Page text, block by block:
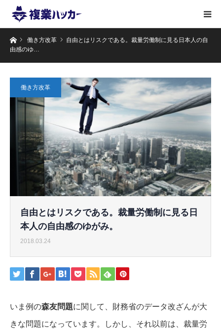
ホーム働き方改革
自由とはリスクである。裁量労働制に見る日本人の自
由感のゆ…
働き方改革
自由とはリスクである。裁量労働制に見る日
本人の自由感のゆがみ。
2018.03.24
いま例の森友問題に関して、財務省のデータ改ざんが大
きな問題になっています。 しかし、それ以前は、裁量労